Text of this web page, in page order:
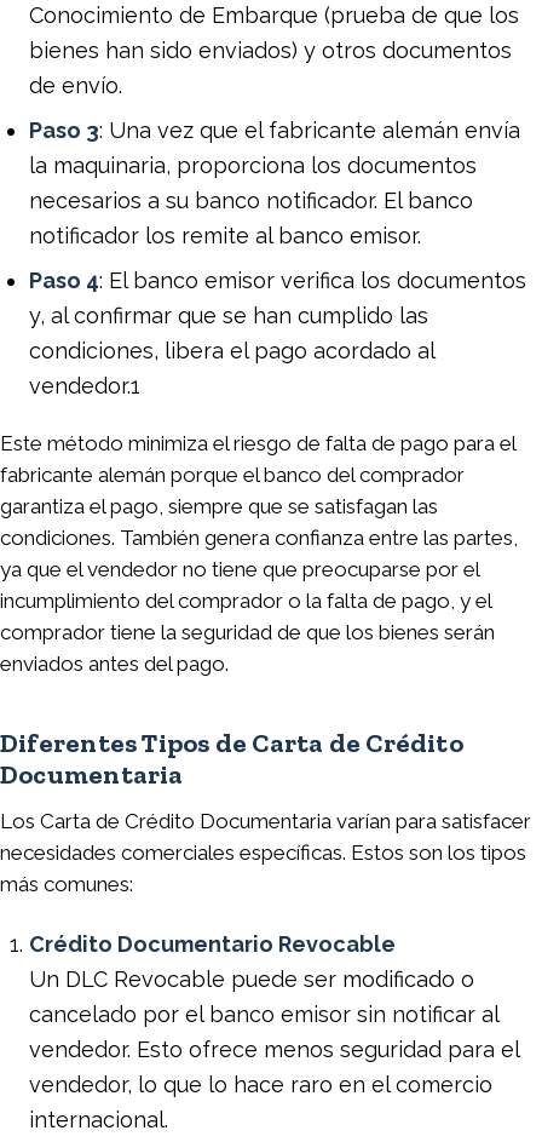
Conocimiento de Embarque (prueba de que los
bienes han sido enviados) y otros documentos
de envío.
Paso 3: Una vez que el fabricante alemán envía
la maquinaria, proporciona los documentos
necesarios a su banco notificador. El banco
notificador los remite al banco emisor.
Paso 4: El banco emisor verifica los documentos
y, al confirmar que se han cumplido las
condiciones, libera el pago acordado al
vendedor.1
Este método minimiza el riesgo de falta de pago para el
fabricante alemán porque el banco del comprador
garantiza el pago, siempre que se satisfagan las
condiciones. También genera confianza entre las partes,
ya que el vendedor no tiene que preocuparse por el
incumplimiento del comprador o la falta de pago, y el
comprador tiene la seguridad de que los bienes serán
enviados antes del pago.
Diferentes Tipos de Carta de Crédito
Documentaria
Los Carta de Crédito Documentaria varían para satisfacer
necesidades comerciales específicas. Estos son los tipos
más comunes:
Crédito Documentario Revocable
Un DLC Revocable puede ser modificado o
cancelado por el banco emisor sin notificar al
vendedor. Esto ofrece menos seguridad para el
vendedor, lo que lo hace raro en el comercio
internacional.